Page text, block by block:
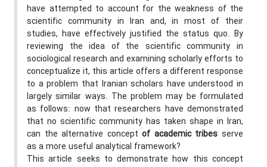
have attempted to account for the weakness of the
scientific community in Iran and, in most of their
studies, have effectively justified the status quo. By
reviewing the idea of the scientific community in
sociological research and examining scholarly efforts to
conceptualize it, this article offers a different response
to a problem that Iranian scholars have understood in
largely similar ways. The problem may be formulated
as follows: now that researchers have demonstrated
that no scientific community has taken shape in Iran,
can the alternative conceptof academic tribes serve
as a more useful analytical framework?
This article seeks to demonstrate how this concept